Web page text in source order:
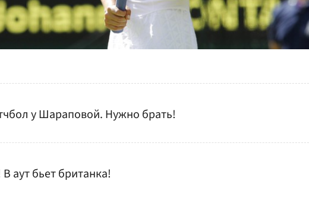
у Шараповой. Нужно брать!
аут бьет британка!